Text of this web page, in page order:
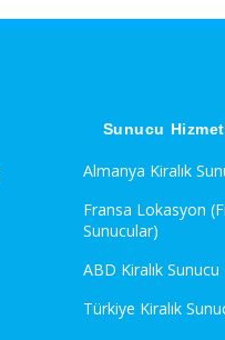
Sunucu
Almanya Kiralık
Fransa Lokasyon
Sunucular)
ABD Kiralık Sunucu
Türkiye Kiralık